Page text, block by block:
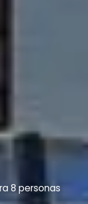
8 personas